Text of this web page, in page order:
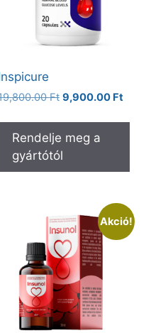
Ft Original
was:
19,800.00 Ft.
9,900.00 Ft
is:
Rendelje meg a
gyártótól
Akció!